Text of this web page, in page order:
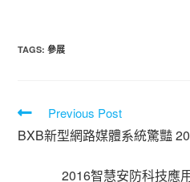
TAGS:參展
Previous Post
BXB新型網路媒體系統驚豔
2016智慧安防科技應